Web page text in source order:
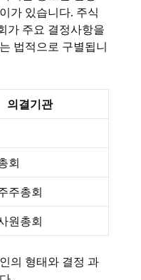
가 있습니다. 주식
가 주요 결정사항을
법적으로 구별됩니
의결기관
회
주총회
원총회
의 형태와 결정 과